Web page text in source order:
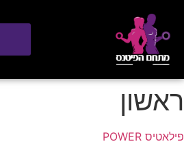
ראשון
פילאטיס POWER